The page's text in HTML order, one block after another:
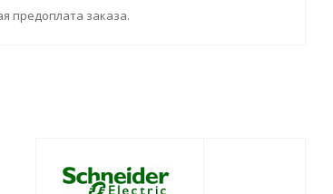
предоплата заказа.